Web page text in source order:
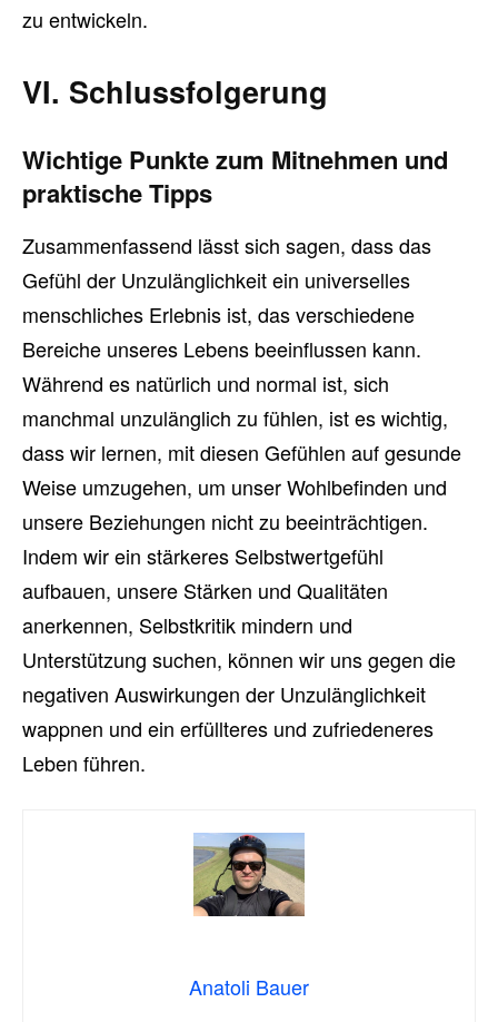
zu entwickeln.
VI. Schlussfolgerung
Wichtige Punkte zum Mitnehmen und
praktische Tipps
Zusammenfassend lässt sich sagen, dass das
Gefühl der Unzulänglichkeit ein universelles
menschliches Erlebnis ist, das verschiedene
Bereiche unseres Lebens beeinflussen kann.
Während es natürlich und normal ist, sich
manchmal unzulänglich zu fühlen, ist es wichtig,
dass wir lernen, mit diesen Gefühlen auf gesunde
Weise umzugehen, um unser Wohlbefinden und
unsere Beziehungen nicht zu beeinträchtigen.
Indem wir ein stärkeres Selbstwertgefühl
aufbauen, unsere Stärken und Qualitäten
anerkennen, Selbstkritik mindern und
Unterstützung suchen, können wir uns gegen die
negativen Auswirkungen der Unzulänglichkeit
wappnen und ein erfüllteres und zufriedeneres
Leben führen.
Anatoli Bauer